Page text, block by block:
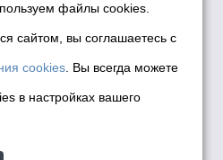
политики мэрии
2026
Cookies
персональных
системах
файлы cookies.
сайтом, вы соглашаетесь с
cookies . Вы всегда можете
в настройках вашего